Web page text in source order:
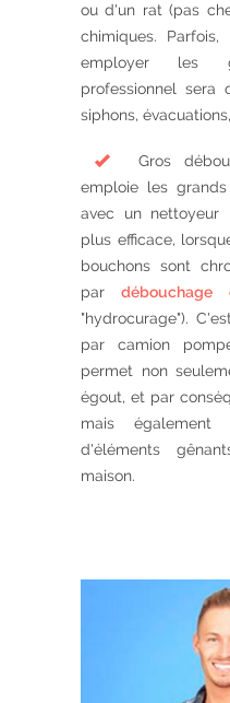
ou d'un rat (pas
chimiques.
employer les
professionnel sera
siphons,
Gros
emploie les
avec un nettoyeur
plus efficace,
bouchons sont
pardébouchage
"hydrocurage").
par camion
permet non
égout, et par
mais également
d'éléments
maison.